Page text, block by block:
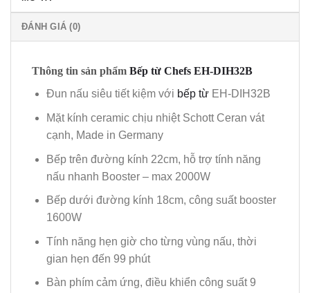
ĐÁNH GIÁ (0)
Thông tin sản phẩm Bếp từ Chefs EH-DIH32B
Đun nấu siêu tiết kiệm với bếp từEH-DIH32B
Mặt kính ceramic chịu nhiệt Schott Ceran vát
cạnh, Made in Germany
Bếp trên đường kính 22cm, hỗ trợ tính năng
nấu nhanh Booster – max 2000W
Bếp dưới đường kính 18cm, công suất booster
1600W
Tính năng hẹn giờ cho từng vùng nấu, thời
gian hẹn đến 99 phút
Bàn phím cảm ứng, điều khiển công suất 9